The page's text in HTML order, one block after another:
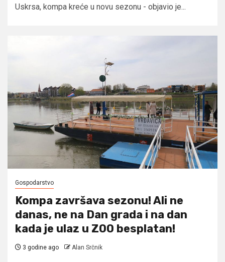
Uskrsa, kompa kreće u novu sezonu - objavio je...
Gospodarstvo
Kompa završava sezonu! Ali ne
danas, ne na Dan grada i na dan
kada je ulaz u ZOO besplatan!
3 godine ago Alan Srčnik